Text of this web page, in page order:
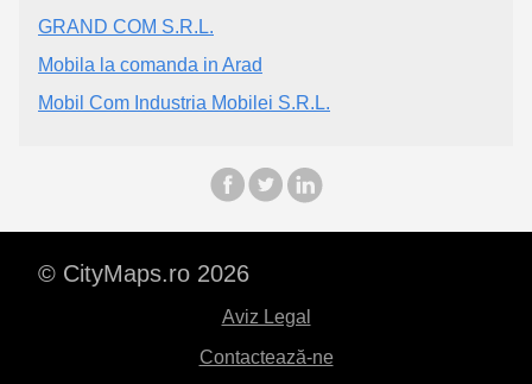
GRAND COM S.R.L.
Mobila la comanda in Arad
Mobil Com Industria Mobilei S.R.L.
© CityMaps.ro 2026
Aviz Legal
Contactează-ne